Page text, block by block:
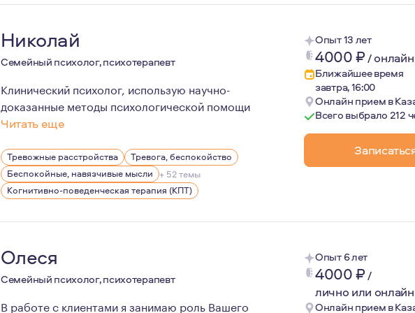
Николай
Семейный психолог, психотерапевт
Опыт 13 лет
4000₽/онлайн
Ближайшее время
завтра, 16:00
Онлайн прием в
Всего выбрало 212
Клинический психолог, использую научно-
доказанные методы психологической помощи
Читать еще
Мой подход к терапии - непредвзятый, сострадательный и основанный на
Тревожные расстройства
Тревога, беспокойство
Беспокойные, навязчивые мысли + 52 темы
Когнитивно-поведенческая терапия (КПТ)
Олеся
Семейный психолог, психотерапевт
Опыт 6 лет
4000₽/
лично или онлайн
Онлайн прием в
В работе с клиентами я занимаю роль Вашего